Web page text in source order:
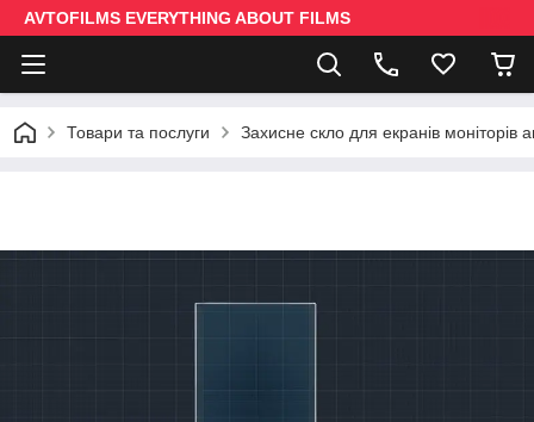
AVTOFILMS EVERYTHING ABOUT FILMS
Товари та послуги Захисне скло для екранів моніторів